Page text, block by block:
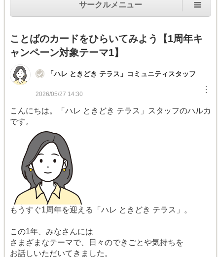
サークルメニュー
ことばのカードをひらいてみよう【1周年キ
ャンペーン対象テーマ1】
「ハレ ときどき テラス」コミュニティスタッフ
2026/05/27 14:30 ︙
こんにちは。「ハレ ときどき テラス」スタッフのハルカ
です。
もうすぐ1周年を迎える「ハレ ときどき テラス」。
この1年、みなさんには
さまざまなテーマで、日々のできごとや気持ちを
お話しいただいてきました。